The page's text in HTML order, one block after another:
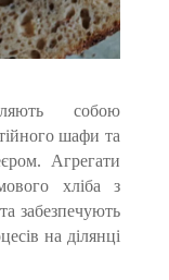
собою
шафи та
Агрегати
хліба з
забезпечують
на ділянці